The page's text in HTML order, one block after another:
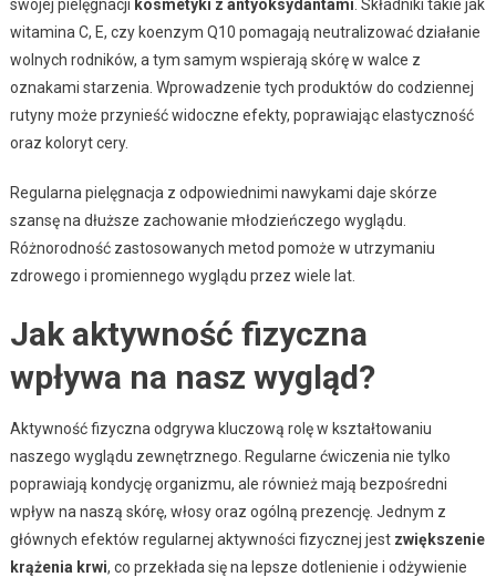
swojej pielęgnacji kosmetyki z antyoksydantami . Składniki takie jak
witamina C, E, czy koenzym Q10 pomagają neutralizować działanie
wolnych rodników, a tym samym wspierają skórę w walce z
oznakami starzenia. Wprowadzenie tych produktów do codziennej
rutyny może przynieść widoczne efekty, poprawiając elastyczność
oraz koloryt cery.
Regularna pielęgnacja z odpowiednimi nawykami daje skórze
szansę na dłuższe zachowanie młodzieńczego wyglądu.
Różnorodność zastosowanych metod pomoże w utrzymaniu
zdrowego i promiennego wyglądu przez wiele lat.
Jak aktywność fizyczna
wpływa na nasz wygląd?
Aktywność fizyczna odgrywa kluczową rolę w kształtowaniu
naszego wyglądu zewnętrznego. Regularne ćwiczenia nie tylko
poprawiają kondycję organizmu, ale również mają bezpośredni
wpływ na naszą skórę, włosy oraz ogólną prezencję. Jednym z
głównych efektów regularnej aktywności fizycznej jest zwiększenie
krążenia krwi, co przekłada się na lepsze dotlenienie i odżywienie